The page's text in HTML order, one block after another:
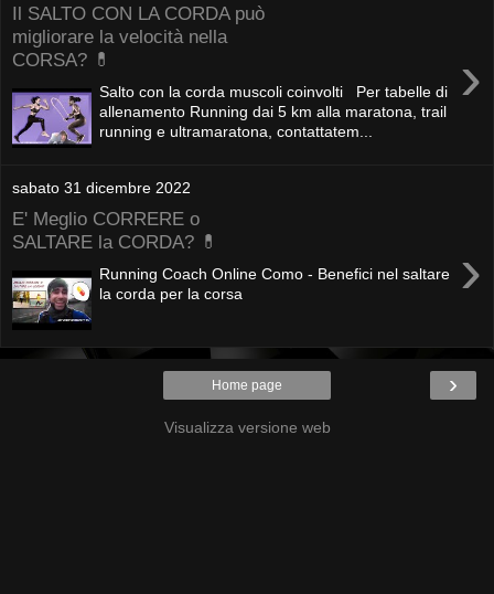
Il SALTO CON LA CORDA può
migliorare la velocità nella
CORSA? 💊
›
Salto con la corda muscoli coinvolti Per tabelle di
allenamento Running dai 5 km alla maratona, trail
running e ultramaratona, contattatem...
sabato 31 dicembre 2022
E' Meglio CORRERE o
SALTARE la CORDA? 💊
›
Running Coach Online Como - Benefici nel saltare
la corda per la corsa
›
Home page
Visualizza versione web